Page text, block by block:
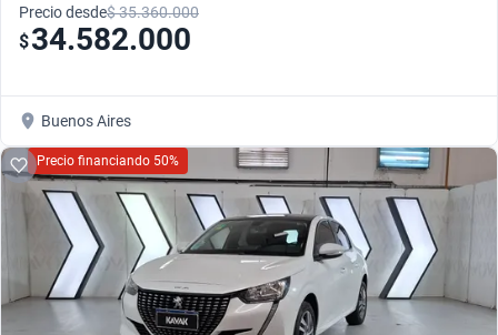
Precio desde$ 35.360.000
$34.582.000
Buenos Aires
Precio financiando 50%